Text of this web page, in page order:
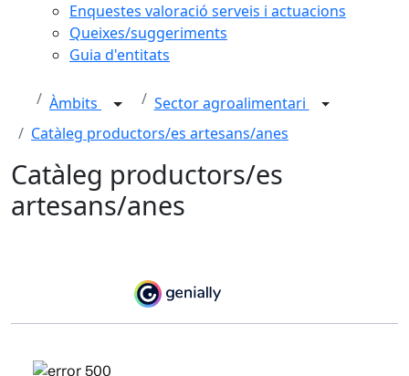
Enquestes valoració serveis i actuacions
Queixes/suggeriments
Guia d'entitats
Àmbits
Sector agroalimentari
Catàleg productors/es artesans/anes
Catàleg productors/es
artesans/anes